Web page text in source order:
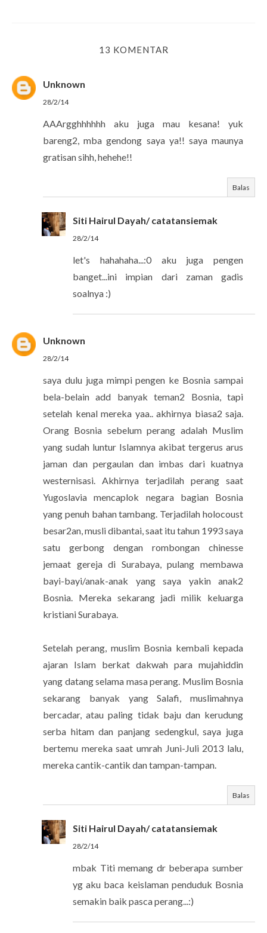
13 KOMENTAR
Unknown
28/2/14
AAArgghhhhhh aku juga mau kesana! yuk
bareng2, mba gendong saya ya!! saya maunya
gratisan sihh, hehehe!!
Balas
Siti Hairul Dayah/ catatansiemak
28/2/14
let's hahahaha...:0 aku juga pengen
banget...ini impian dari zaman gadis
soalnya :)
Unknown
28/2/14
saya dulu juga mimpi pengen ke Bosnia sampai
bela-belain add banyak teman2 Bosnia, tapi
setelah kenal mereka yaa.. akhirnya biasa2 saja.
Orang Bosnia sebelum perang adalah Muslim
yang sudah luntur Islamnya akibat tergerus arus
jaman dan pergaulan dan imbas dari kuatnya
westernisasi. Akhirnya terjadilah perang saat
Yugoslavia mencaplok negara bagian Bosnia
yang penuh bahan tambang. Terjadilah holocoust
besar2an, musli dibantai, saat itu tahun 1993 saya
satu gerbong dengan rombongan chinesse
jemaat gereja di Surabaya, pulang membawa
bayi-bayi/anak-anak yang saya yakin anak2
Bosnia. Mereka sekarang jadi milik keluarga
kristiani Surabaya.
Setelah perang, muslim Bosnia kembali kepada
ajaran Islam berkat dakwah para mujahiddin
yang datang selama masa perang. Muslim Bosnia
sekarang banyak yang Salafi, muslimahnya
bercadar, atau paling tidak baju dan kerudung
serba hitam dan panjang sedengkul, saya juga
bertemu mereka saat umrah Juni-Juli 2013 lalu,
mereka cantik-cantik dan tampan-tampan.
Balas
Siti Hairul Dayah/ catatansiemak
28/2/14
mbak Titi memang dr beberapa sumber
yg aku baca keislaman penduduk Bosnia
semakin baik pasca perang...:)